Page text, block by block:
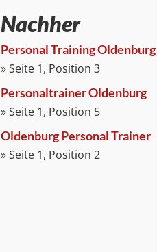
Nachher
Personal Training Oldenburg
» Seite 1, Position 3
Personaltrainer Oldenburg
» Seite 1, Position 5
Oldenburg Personal Trainer
» Seite 1, Position 2